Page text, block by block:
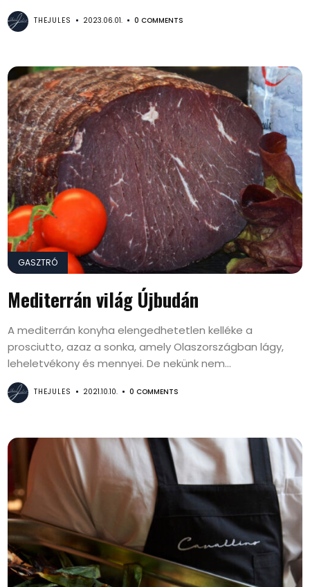
THEJULES 2023.06.01. 0 COMMENTS
GASZTRÓ
Mediterrán világ Újbudán
A mediterrán konyha elengedhetetlen kelléke a
prosciutto, azaz a sonka, amely Olaszországban lágy,
leheletvékony és mennyei. De nekünk nem...
THEJULES 2021.10.10. 0 COMMENTS